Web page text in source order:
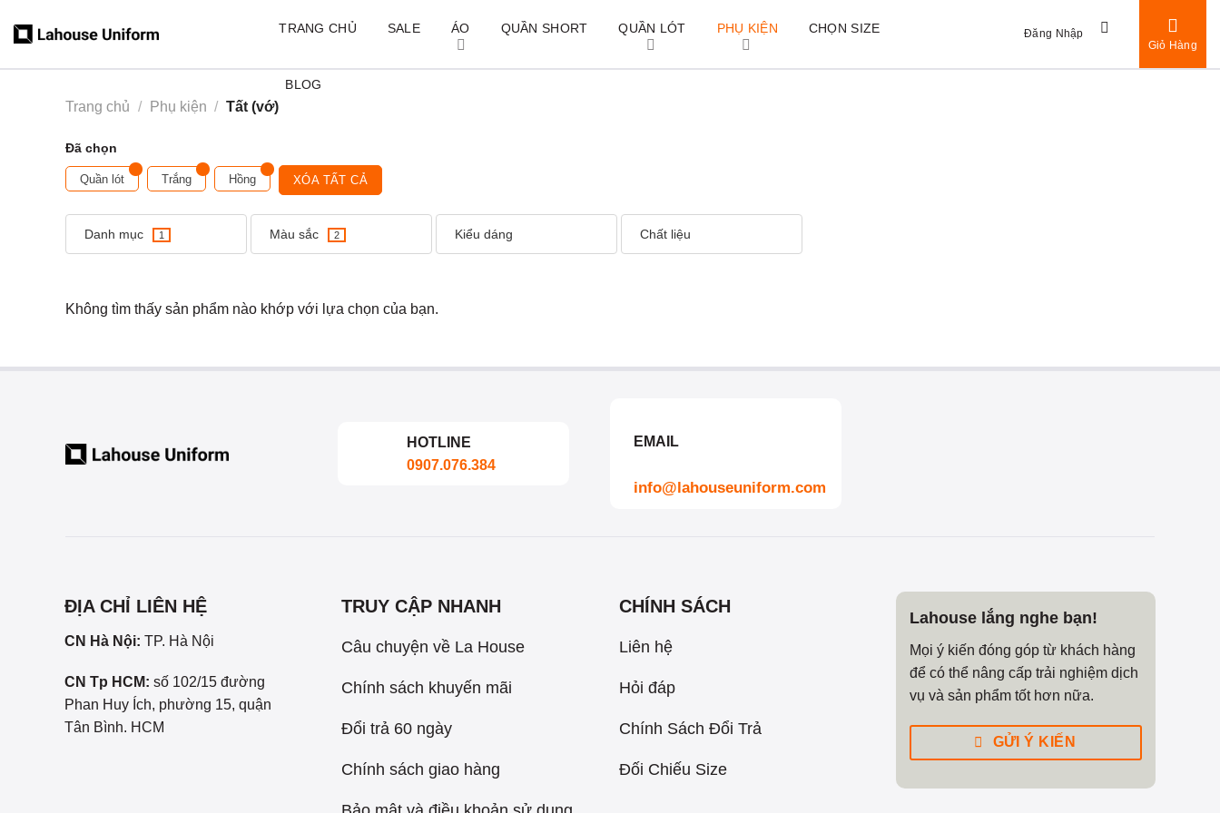
TRANG CHỦ SALE ÁO QUẦN SHORT QUẦN LÓT PHỤ KIỆN CHỌN SIZE
BLOG
Đăng Nhập
Giỏ Hàng
Trang chủ / Phụ kiện / Tất (vớ)
Đã chọn
Quần lót Trắng Hồng XÓA TẤT CẢ
Danh mục 1 Màu sắc 2 Kiểu dáng Chất liệu
Không tìm thấy sản phẩm nào khớp với lựa chọn của bạn.
HOTLINE
0907.076.384
EMAIL
info@lahouseuniform.com
ĐỊA CHỈ LIÊN HỆ
CN Hà Nội: TP. Hà Nội
CN Tp HCM: số 102/15 đường
Phan Huy Ích, phường 15, quận
Tân Bình. HCM
TRUY CẬP NHANH
Câu chuyện về La House
Chính sách khuyến mãi
Đổi trả 60 ngày
Chính sách giao hàng
CHÍNH SÁCH
Liên hệ
Hỏi đáp
Chính Sách Đổi Trả
Đối Chiếu Size
Lahouse lắng nghe bạn!
Mọi ý kiến đóng góp từ khách hàng
để có thể nâng cấp trải nghiệm dịch
vụ và sản phẩm tốt hơn nữa.
GỬI Ý KIẾN